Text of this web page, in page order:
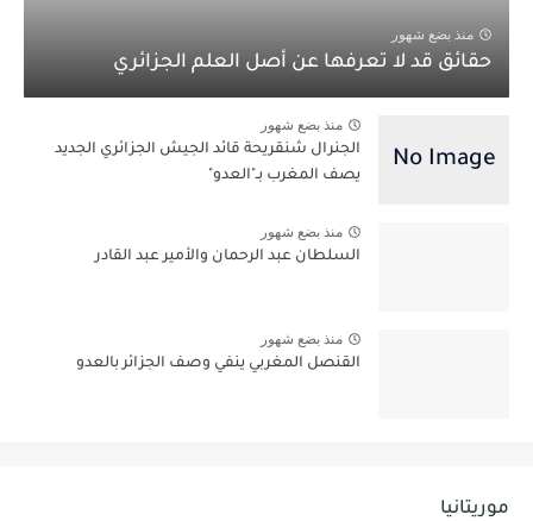
منذ بضع شهور
حقائق قد لا تعرفها عن أصل العلم الجزائري
منذ بضع شهور
الجنرال شنقريحة قائد الجيش الجزائري الجديد
يصف المغرب بـ"العدو"
منذ بضع شهور
السلطان عبد الرحمان والأمير عبد القادر
منذ بضع شهور
القنصل المغربي ينفي وصف الجزائر بالعدو
موريتانيا